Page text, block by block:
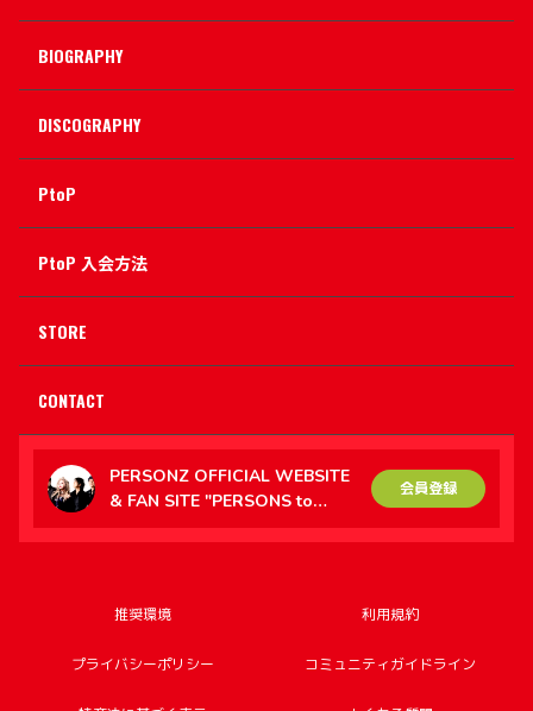
BIOGRAPHY
DISCOGRAPHY
PtoP
PtoP 入会方法
STORE
CONTACT
PERSONZ OFFICIAL WEBSITE
& FAN SITE "PERSONS to
PERSONZ（PtoP）"
会員登録
推奨環境 利用規約
プライバシーポリシー コミュニティガイドライン